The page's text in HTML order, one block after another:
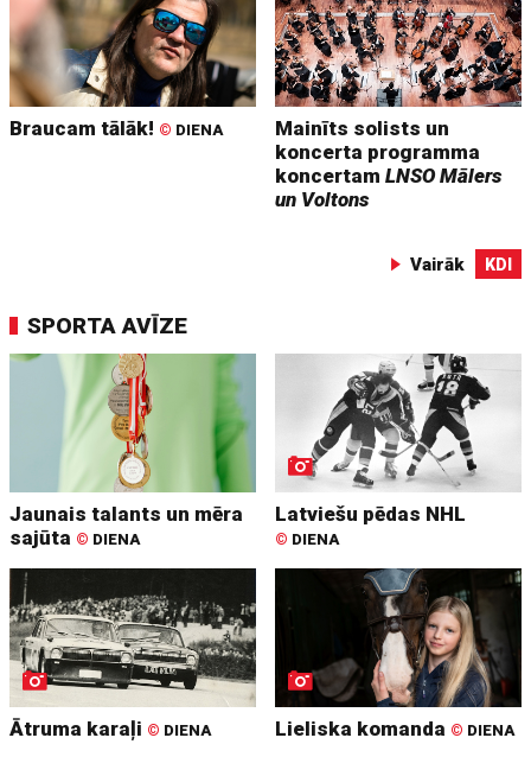
Braucam tālāk! © DIENA
Mainīts solists un
koncerta programma
koncertamLNSO Mālers
un Voltons
Vairāk KDI
SPORTA AVĪZE
Jaunais talants un mēra
sajūta © DIENA
Latviešu pēdas NHL
© DIENA
Ātruma karaļi © DIENA Lieliska komanda © DIENA